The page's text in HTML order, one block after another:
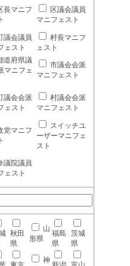
長マニフ
区議会議員
マニフェスト
議会議員
ェスト
村長マニフ
ェスト
道府県議
マニフェ
市議会会派
マニフェスト
議会会派
ェスト
村議会会派
マニフェスト
党マニフ
スイッチユ
ーザーマニフェ
スト
議院議員
ェスト
秋田
県
山
形県
福島
県
茨城
県
神